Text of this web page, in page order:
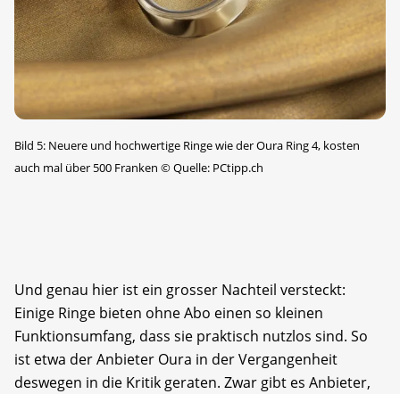
Bild 5: Neuere und hochwertige Ringe wie der Oura Ring 4, kosten
auch mal über 500 Franken ©Quelle: PCtipp.ch
Und genau hier ist ein grosser Nachteil versteckt:
Einige Ringe bieten ohne Abo einen so kleinen
Funktionsumfang, dass sie praktisch nutzlos sind. So
ist etwa der Anbieter Oura in der Vergangenheit
deswegen in die Kritik geraten. Zwar gibt es Anbieter,